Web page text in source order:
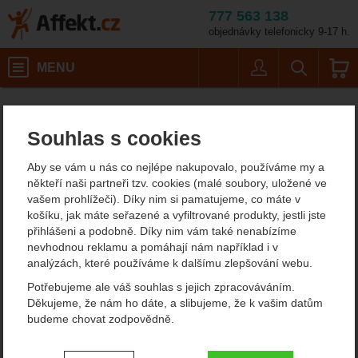
Souhlas s cookies
Aby se vám u nás co nejlépe nakupovalo, používáme my a
někteří naši partneři tzv. cookies (malé soubory, uložené ve
vašem prohlížeči). Díky nim si pamatujeme, co máte v
košíku, jak máte seřazené a vyfiltrované produkty, jestli jste
přihlášeni a podobně. Díky nim vám také nenabízíme
nevhodnou reklamu a pomáhají nám například i v
analýzách, které používáme k dalšímu zlepšování webu.
Potřebujeme ale váš souhlas s jejich zpracováváním.
Děkujeme, že nám ho dáte, a slibujeme, že k vašim datům
budeme chovat zodpovědně.
Nastavení souhlasů s kategoriemi
777 563 138
objednávky telefonicky 9-17 h.
MENU
Nože s pevnou čepelí Boker
Boker - německé lovecké
nože s pevnou čepelí
Pokud si chcete koupit kvalitní lovecký nůž s pevnou čepelí, máte
ráditradiční koncepcia nemůžete si vybrat, můžeme vám
doporučit německé nože Böker, které se hodípro lovce,
myslivce, případně rybáře. Je to tradiční německý výrobce
chladných zbraní, který vznikl již v devatenáctém století.
Zobrazit více